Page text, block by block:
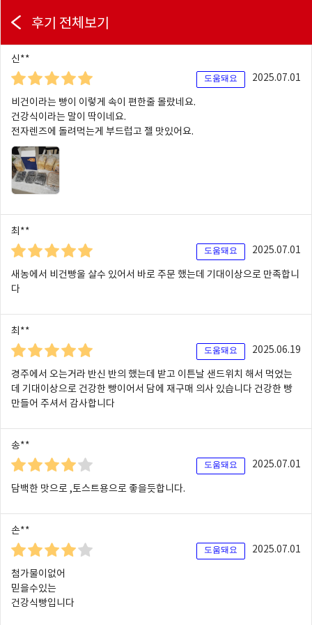
후기 전체보기
신**
2025.07.01
도움돼요
비건이라는 빵이 이렇게 속이 편한줄 몰랐네요.
건강식이라는 말이 딱이네요.
전자렌즈에 돌려먹는게 부드럽고 젤 맛있어요.
최**
2025.07.01
도움돼요
새농에서 비건빵울 살수 있어서 바로 주문 했는데 기대이상으로 만족합니
다
최**
2025.06.19
도움돼요
경주에서 오는거라 반신 반의 했는데 받고 이튼날 샌드위치 해서 먹었는
데 기대이상으로 건강한 빵이어서 담에 재구매 의사 있습니다 건강한 빵
만들어 주셔서 감사합니다
송**
2025.07.01
도움돼요
담백한 맛으로 ,토스트용으로 좋을듯합니다.
손**
2025.07.01
도움돼요
첨가물이없어
믿을수있는
건강식빵입니다